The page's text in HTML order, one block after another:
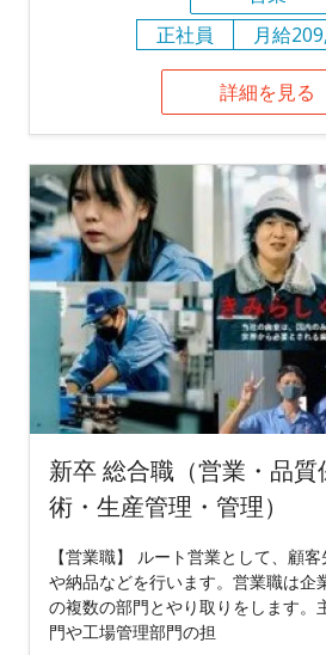
正社員
月給
詳細を見る
新卒 総合職（営業・品質
術・生産管理・管理）
【営業職】 ルート営業として、顧
や納品などを行います。営業職は企
の複数の部門とやり取りをします。
門や工場管理部門の担